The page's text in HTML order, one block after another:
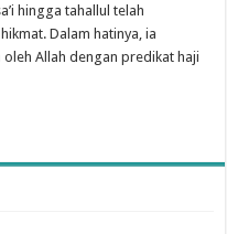
hingga tahallul telah
Dalam hatinya, ia
Allah dengan predikat haji